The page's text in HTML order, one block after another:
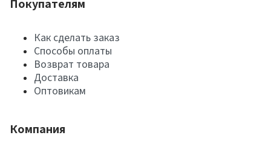
Покупателям
Как сделать заказ
Способы оплаты
Возврат товара
Доставка
Оптовикам
Компания